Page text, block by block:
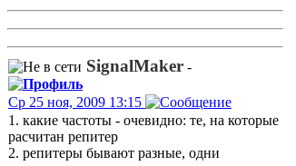
SignalMaker -
Ср 25 ноя, 2009 13:15
1. какие частоты - очевидно: те, на которые
расчитан репитер
2. репитеры бывают разные, одни